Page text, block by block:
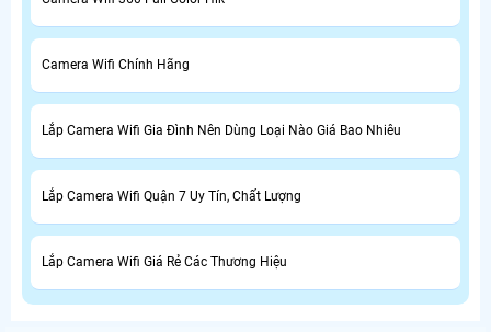
Camera Wifi Chính Hãng
Lắp Camera Wifi Gia Đình Nên Dùng Loại Nào Giá Bao Nhiêu
Lắp Camera Wifi Quận 7 Uy Tín, Chất Lượng
Lắp Camera Wifi Giá Rẻ Các Thương Hiệu